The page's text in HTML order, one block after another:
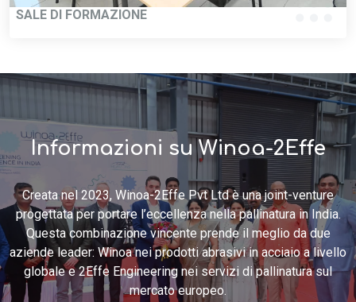
SALE DI FORMAZIONE
Informazioni su Winoa-2Effe
Creata nel 2023, Winoa-2Effe Pvt Ltd è una joint-venture
progettata per portare l’eccellenza nella pallinatura in India.
Questa combinazione vincente prende il meglio da due
aziende leader: Winoa nei prodotti abrasivi in acciaio a livello
globale e 2Effe Engineering nei servizi di pallinatura sul
mercato europeo.